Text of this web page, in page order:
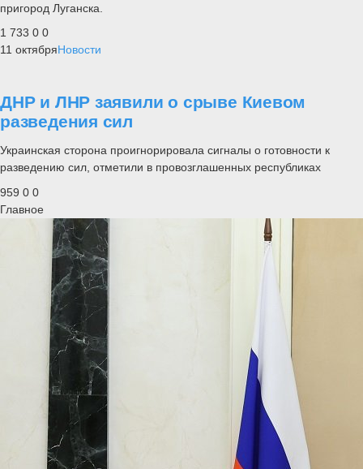
пригород Луганска.
1 733 0 0
11 октябряНовости
ДНР и ЛНР заявили о срыве Киевом
разведения сил
Украинская сторона проигнорировала сигналы о готовности к
разведению сил, отметили в провозглашенных республиках
959 0 0
Главное